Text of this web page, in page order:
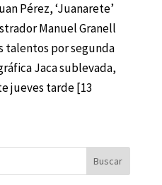
Pérez, ‘Juanarete’
Manuel Granell
talentos por segunda
Jaca sublevada,
jueves tarde [13